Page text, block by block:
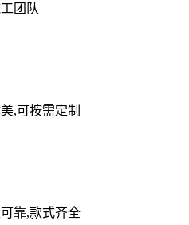
团队
,可按需定制
靠,款式齐全